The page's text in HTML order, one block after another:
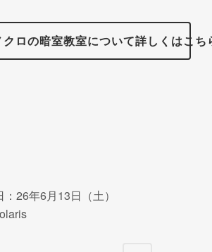
ロの暗室教室について詳しくはこち
26年6月13日（土）